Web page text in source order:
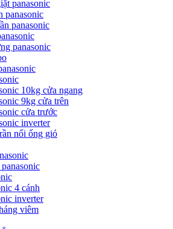
panasonic
panasonic
panasonic
panasonic
10kg cửa ngang
9kg cửa trên
cửa trước
inverter
nối ống gió
4 cánh
inverter
viêm